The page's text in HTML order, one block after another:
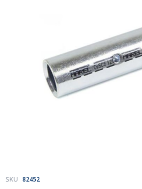
Skip
SKU 82452